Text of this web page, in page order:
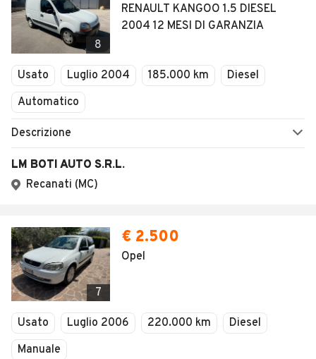
8
RENAULT KANGOO 1.5 DIESEL
2004 12 MESI DI GARANZIA
Usato Luglio 2004 185.000 km
Diesel
Automatico
Descrizione
LM BOTI AUTO S.R.L.
Recanati (MC)
7
€ 2.500
Opel
Usato Luglio 2006 220.000 km
Diesel
Manuale